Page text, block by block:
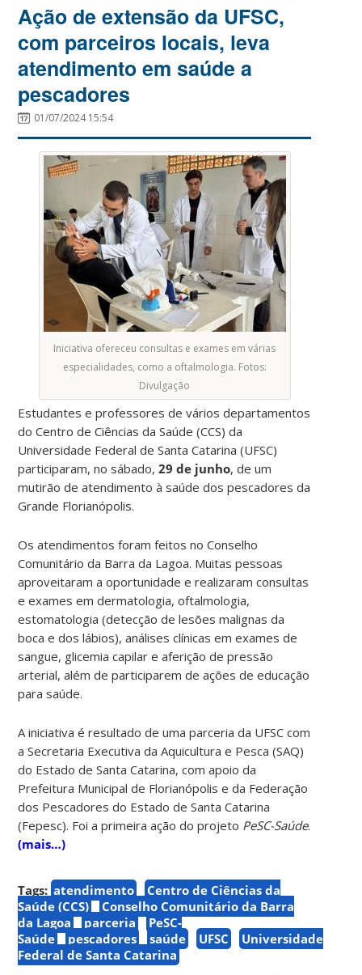
Ação de extensão da UFSC,
com parceiros locais, leva
atendimento em saúde a
pescadores
01/07/2024 15:54
Iniciativa ofereceu consultas e exames em várias
especialidades, como a oftalmologia. Fotos:
Divulgação
Estudantes e professores de vários departamentos
do Centro de Ciências da Saúde (CCS) da
Universidade Federal de Santa Catarina (UFSC)
participaram, no sábado,29 de junho, de um
mutirão de atendimento à saúde dos pescadores da
Grande Florianópolis.
Os atendimentos foram feitos no Conselho
Comunitário da Barra da Lagoa. Muitas pessoas
aproveitaram a oportunidade e realizaram consultas
e exames em dermatologia, oftalmologia,
estomatologia (detecção de lesões malignas da
boca e dos lábios), análises clínicas em exames de
sangue, glicemia capilar e aferição de pressão
arterial, além de participarem de ações de educação
para saúde.
A iniciativa é resultado de uma parceria da UFSC com
a Secretaria Executiva da Aquicultura e Pesca (SAQ)
do Estado de Santa Catarina, com apoio da
Prefeitura Municipal de Florianópolis e da Federação
dos Pescadores do Estado de Santa Catarina
(Fepesc). Foi a primeira ação do projeto PeSC-Saúde.
(mais…)
Tags: atendimento
Centro de Ciências da
Saúde (CCS)
Conselho Comunitário da Barra
da Lagoa
parceria
PeSC-
Saúde
pescadores saúde UFSC
Universidade
Federal de Santa Catarina